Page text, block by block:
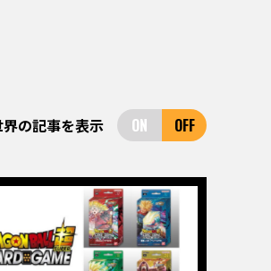
の記事を表示